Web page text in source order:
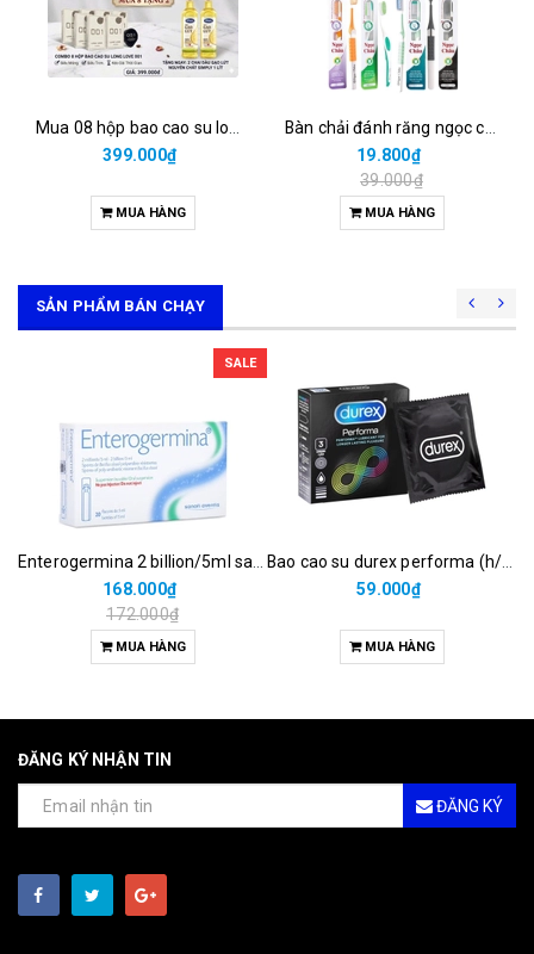
399.000₫
MUA HÀNG
19.800₫
39.000₫
MUA HÀNG
SẢN PHẨM BÁN CHẠY
SALE
168.000₫
172.000₫
MUA HÀNG
59.000₫
MUA HÀNG
ĐĂNG KÝ NHẬN TIN
ĐĂNG KÝ